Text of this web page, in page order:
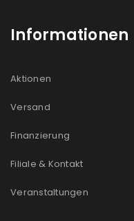
NEWSLETTER
Informationen
Aktionen
Versand
Finanzierung
Filiale & Kontakt
Veranstaltungen